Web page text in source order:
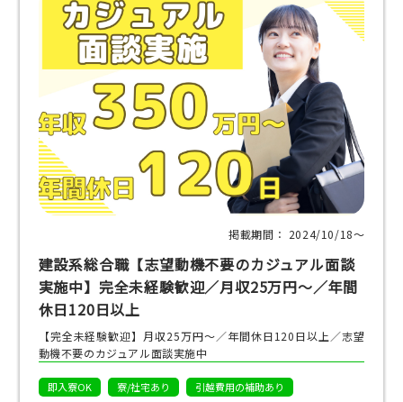
掲載期間： 2024/10/18〜
建設系総合職【志望動機不要のカジュアル面談
実施中】完全未経験歓迎／月収25万円～／年間
休日120日以上
【完全未経験歓迎】月収25万円～／年間休日120日以上／志望
動機不要のカジュアル面談実施中
即入寮OK 寮/社宅あり
引越費用の補助あり